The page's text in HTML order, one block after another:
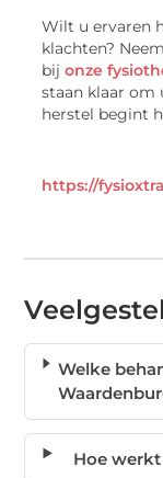
Wilt u ervaren
klachten?
bijonze
staan klaar om
herstel begint
https://
Welke
Hoe